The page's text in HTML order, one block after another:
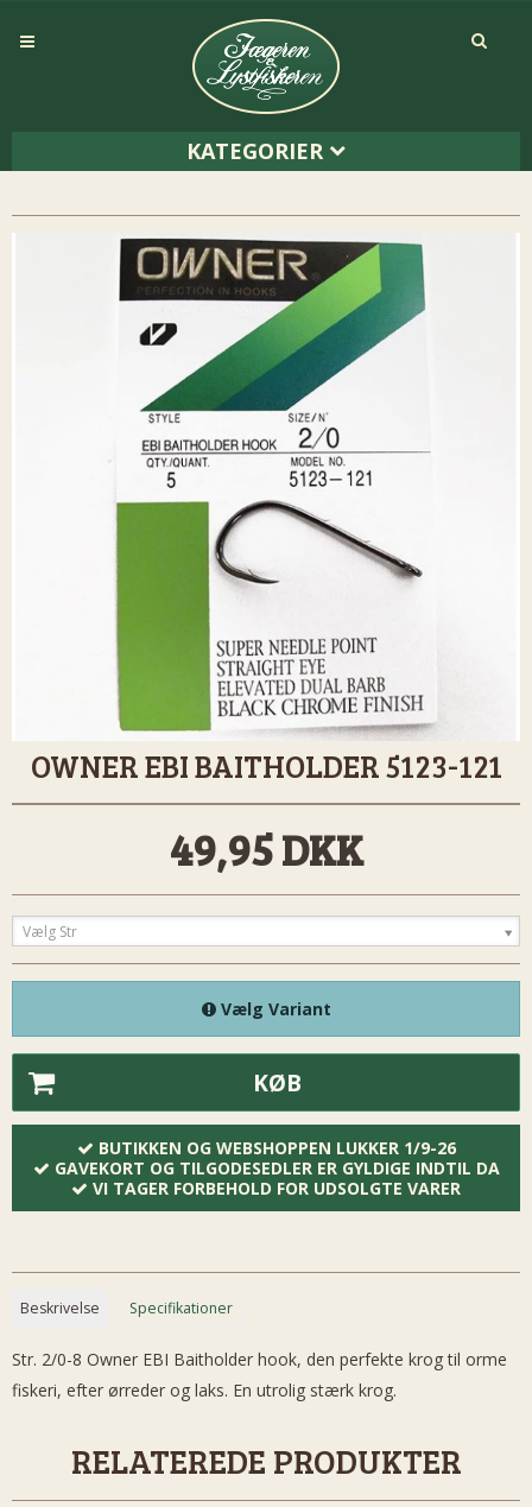
KATEGORIER
OWNER EBI BAITHOLDER 5123-121
49,95 DKK
Vælg Str
Vælg Variant
KØB
BUTIKKEN OG WEBSHOPPEN LUKKER 1/9-26
GAVEKORT OG TILGODESEDLER ER GYLDIGE INDTIL DA
VI TAGER FORBEHOLD FOR UDSOLGTE VARER
Beskrivelse Specifikationer
Str. 2/0-8 Owner EBI Baitholder hook, den perfekte krog til orme
fiskeri, efter ørreder og laks. En utrolig stærk krog.
RELATEREDE PRODUKTER